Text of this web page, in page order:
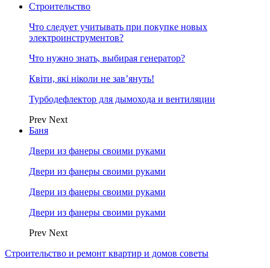
Строительство
Что следует учитывать при покупке новых
электроинструментов?
Что нужно знать, выбирая генератор?
Квіти, які ніколи не зав’януть!
Турбодефлектор для дымохода и вентиляции
Prev Next
Баня
Двери из фанеры своими руками
Двери из фанеры своими руками
Двери из фанеры своими руками
Двери из фанеры своими руками
Prev Next
Строительство и ремонт квартир и домов советы